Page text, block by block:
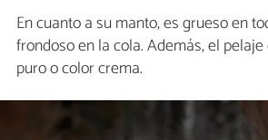
En cuanto a su manto, es grueso en
frondoso en la cola. Además, el
puro o color crema.